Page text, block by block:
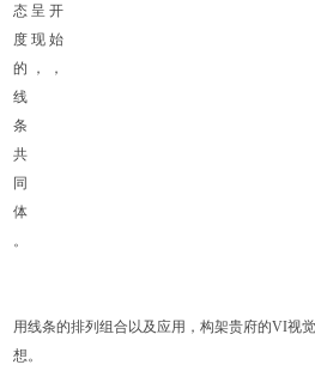
态 呈 开
度 现 始
的 ， ，
线
条
共
同
体
。
用线条的排列组合以及应用，构架贵府的VI视
想。